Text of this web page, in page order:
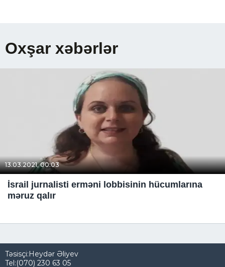
Oxşar xəbərlər
13.03.2021, 00:03
İsrail jurnalisti erməni lobbisinin hücumlarına
məruz qalır
Təsisçi:Heydər Əliyev
Tel:(070) 230 63 05